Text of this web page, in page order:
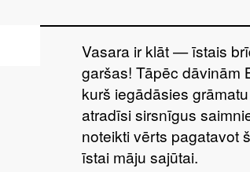
Vasara ir klāt — īstais
garšas! Tāpēc dāvinām
kurš iegādāsies
atradīsi sirsnīgus
noteikti vērts pagatavot
īstai māju sajūtai.